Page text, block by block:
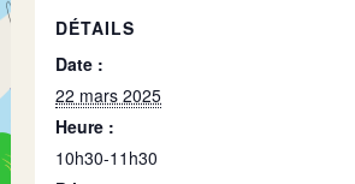
DÉTAILS
Date :
22 mars 2025
Heure :
10h30-11h30